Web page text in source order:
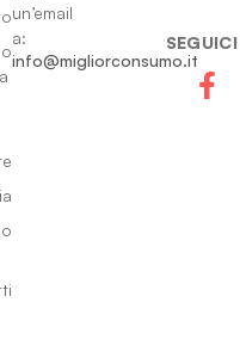
un’email
a:
info@migliorconsumo.it